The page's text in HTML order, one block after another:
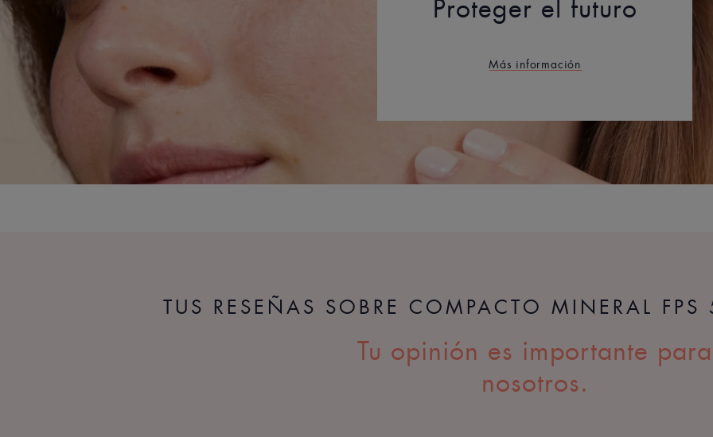
Proteger el futuro
Más información
TUS RESEÑAS SOBRE COMPACTO MINERAL
Tu opinión es importante para
nosotros.